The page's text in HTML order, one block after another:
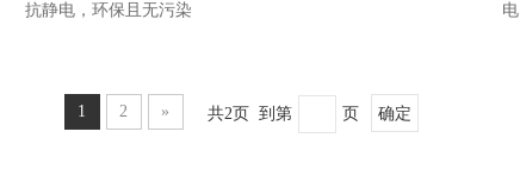
抗静电，环保且无污染
1 2 » 共2页 到第 页 确定